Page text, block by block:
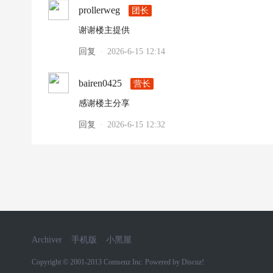
prollerweg 团长
谢谢楼主提供
回复 · 2026-6-15 12:14
bairen0425 营长
感谢楼主分享
回复 · 2026-6-15 12:32
Archiver 手机版 小黑屋
Copyright © 2001-2013 Comsenz Inc. Powered by Discuz!